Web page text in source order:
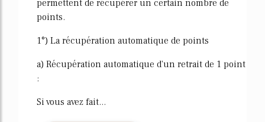
permettent de récupérer un certain nombre de
points.
1°) La récupération automatique de points
a) Récupération automatique d'un retrait de 1 point
:
Si vous avez fait...